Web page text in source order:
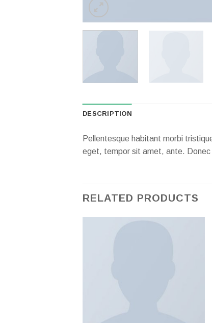
DESCRIPTION
Pellentesque habitant morbi
eget, tempor sit amet, ante. Donec
RELATED PRODUCTS